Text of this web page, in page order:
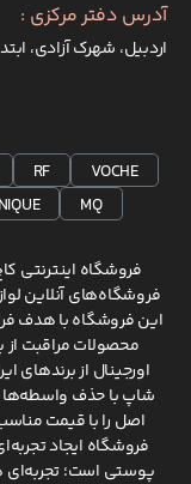
آدرس دفتر مرکزی :
اردبیل، شهرک آزادی،
VOCHE
RF
MQ
فروشگاه اینترنتی
فروشگاه‌های آنلاین
این فروشگاه با هدف
محصولات مراقبت از
اورجینال از برندهای
شاپ با حذف واسطه‌ها
اصل را با قیمت
فروشگاه ایجاد
پوستی است؛ تجربه‌ای